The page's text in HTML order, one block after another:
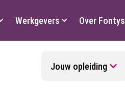
Werkgevers Over Fontys
Jouw opleiding